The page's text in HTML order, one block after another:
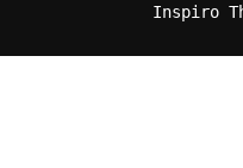
Inspiro